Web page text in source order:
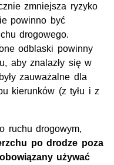
zmniejsza ryzyko
powinno być
drogowego.
odblaski powinny
aby znalazły się w
zauważalne dla
kierunków (z tyłu i z
ruchu drogowym,
po drodze poza
używać